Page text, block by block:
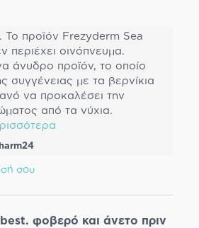
προϊόν Frezyderm Sea
περιέχει οινόπνευμα.
άνυδρο προϊόν, το οποίο
συγγένειας με τα βερνίκια
να προκαλέσει την
από τα νύχια.
σου
φοβερό και άνετο πριν